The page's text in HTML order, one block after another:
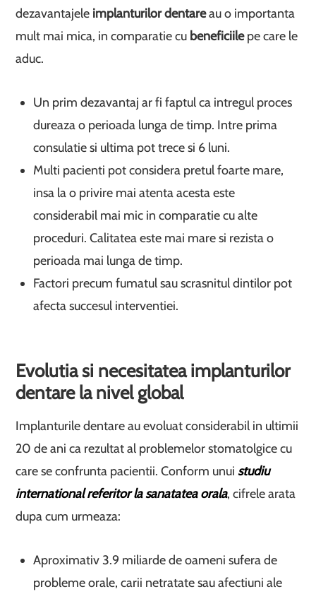
dezavantajele implanturilor dentareau o importanta
mult mai mica, in comparatie cu beneficiilepe care le
aduc.
Un prim dezavantaj ar fi faptul ca intregul proces
dureaza o perioada lunga de timp. Intre prima
consulatie si ultima pot trece si 6 luni.
Multi pacienti pot considera pretul foarte mare,
insa la o privire mai atenta acesta este
considerabil mai mic in comparatie cu alte
proceduri. Calitatea este mai mare si rezista o
perioada mai lunga de timp.
Factori precum fumatul sau scrasnitul dintilor pot
afecta succesul interventiei.
Evolutia si necesitatea implanturilor
dentare la nivel global
Implanturile dentare au evoluat considerabil in ultimii
20 de ani ca rezultat al problemelor stomatolgice cu
care se confrunta pacientii. Conform unuistudiu
international referitor la sanatatea orala, cifrele arata
dupa cum urmeaza:
Aproximativ 3.9 miliarde de oameni sufera de
probleme orale, carii netratate sau afectiuni ale